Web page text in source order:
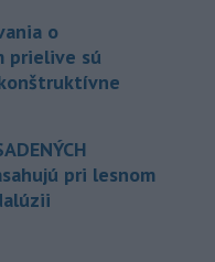
o
prielive sú
pri lesnom